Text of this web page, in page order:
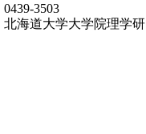
0439-3503
北海道大学大学院理学